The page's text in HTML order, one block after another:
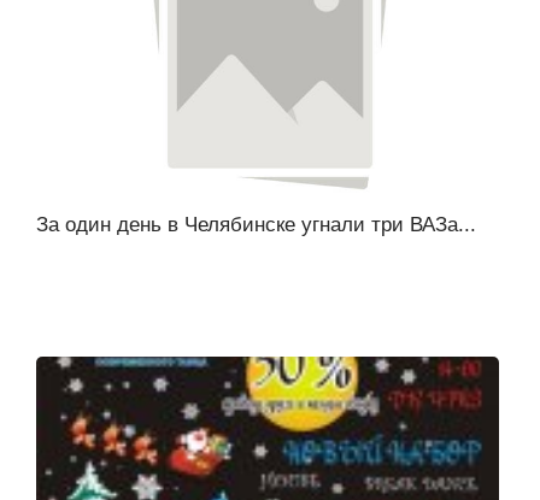
За один день в Челябинске угнали три ВАЗа...